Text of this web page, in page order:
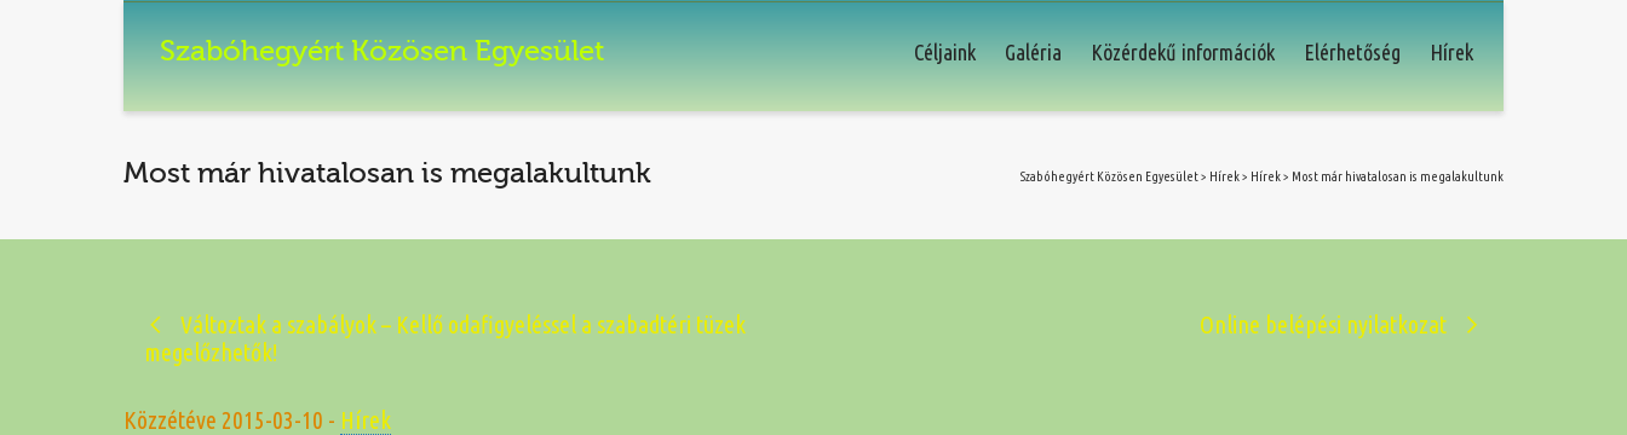
Szabóhegyért Közösen Egyesület Céljaink Galéria Közérdekű információk Elérhetőség Hírek
Most már hivatalosan is megalakultunk Szabóhegyért Közösen Egyesület> Hírek> Hírek> Most már hivatalosan is megalakultunk
Változtak a szabályok – Kellő odafigyeléssel a szabadtéri tüzek
megelőzhetők!
Online belépési nyilatkozat
Közzétéve 2015-03-10 - Hírek